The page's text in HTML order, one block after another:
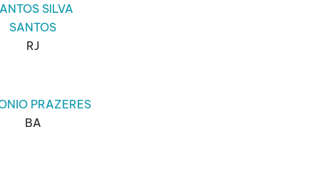
SILVA
SANTOS
RJ
PRAZERES
BA